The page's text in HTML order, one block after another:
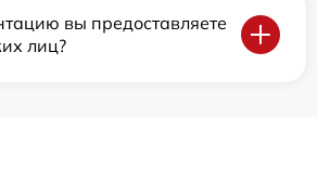
вы предоставляете
лиц?